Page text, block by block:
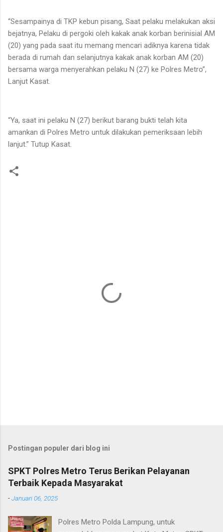
“Sesampainya di TKP kebun pisang, Saat pelaku melakukan aksi
bejatnya, Pelaku di pergoki oleh kakak anak korban berinisial AM
(20) yang pada saat itu memang mencari adiknya karena tidak
berada di rumah dan selanjutnya kakak anak korban AM (20)
bersama warga menyerahkan pelaku N (27) ke Polres Metro”,
Lanjut Kasat.
“Ya, saat ini pelaku N (27) berikut barang bukti telah kita
amankan di Polres Metro untuk dilakukan pemeriksaan lebih
lanjut.” Tutup Kasat.
Postingan populer dari blog ini
SPKT Polres Metro Terus Berikan Pelayanan
Terbaik Kepada Masyarakat
-Januari 06, 2025
Polres Metro Polda Lampung, untuk